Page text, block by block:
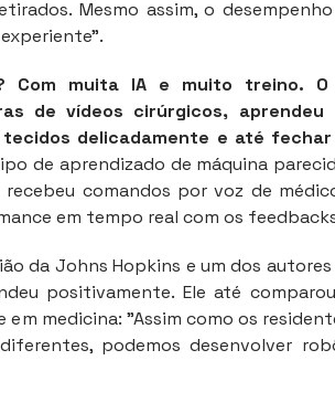
Mesmo assim, o
Com muita IA e muito treino. O
de vídeos cirúrgicos, aprendeu
delicadamente e até
de aprendizado de máquina
comandos por voz de
em tempo real com os
da Johns Hopkins e um dos
positivamente. Ele até
medicina: "Assim como os
podemos desenvolver